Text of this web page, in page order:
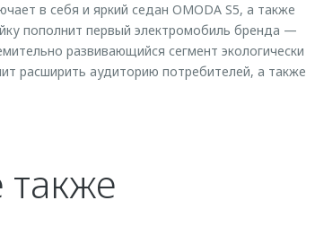
в себя и яркий седан OMODA S5, а также
пополнит первый электромобиль бренда —
развивающийся сегмент экологически
расширить аудиторию потребителей, а также